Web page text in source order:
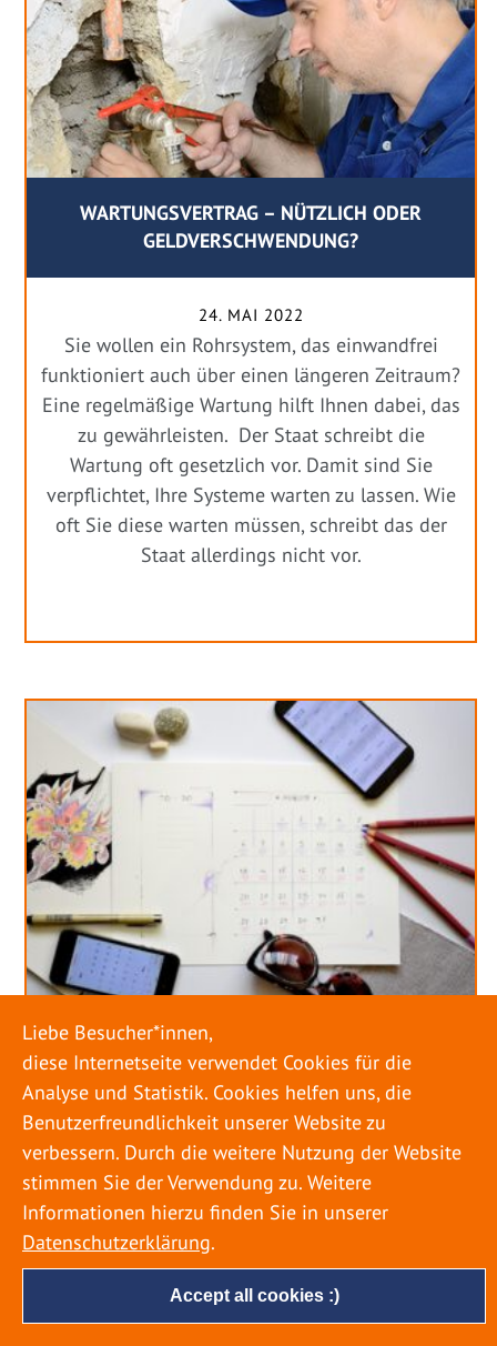
WARTUNGSVERTRAG – NÜTZLICH ODER
GELDVERSCHWENDUNG?
24. MAI 2022
Sie wollen ein Rohrsystem, das einwandfrei
funktioniert auch über einen längeren Zeitraum?
Eine regelmäßige Wartung hilft Ihnen dabei, das
zu gewährleisten. Der Staat schreibt die
Wartung oft gesetzlich vor. Damit sind Sie
verpflichtet, Ihre Systeme warten zu lassen. Wie
oft Sie diese warten müssen, schreibt das der
Staat allerdings nicht vor.
URLAUB RICHTIG PLANEN – ROHRBRUCH
VERHINDERN
Egal ob Sommer oder Winter: Alle Menschen
genießen ihren Urlaub. Dabei zieht es die Einen
weiter weg, die Anderen bleiben dann doch
lieber in der Heimat. Wenn Sie für eine längere
Zeit wegfahren möchten, gibt es einige Dinge zu
beachten, damit nicht anschließend eine böse
Accept all cookies :)
Liebe Besucher*innen,
diese Internetseite verwendet Cookies für die
Analyse und Statistik. Cookies helfen uns, die
Benutzerfreundlichkeit unserer Website zu
verbessern. Durch die weitere Nutzung der Website
stimmen Sie der Verwendung zu. Weitere
Informationen hierzu finden Sie in unserer
Datenschutzerklärung.